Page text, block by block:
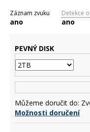
Záznam zvuku
ano
Detekce
ano
PEVNÝ DISK
Můžeme doručit do:
Možnosti doručení
D
o
u
u
e
m